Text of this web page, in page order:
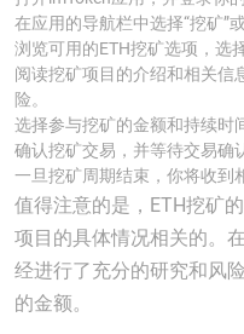
在应用的导航栏中选择“挖矿”或
浏览可用的ETH挖矿选项，选
阅读挖矿项目的介绍和相关信
险。
选择参与挖矿的金额和持续时
确认挖矿交易，并等待交易确
一旦挖矿周期结束，你将收到
值得注意的是，ETH挖矿
项目的具体情况相关的。
经进行了充分的研究和风
的金额。